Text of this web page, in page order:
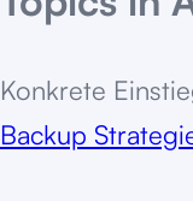
Konkrete
Backup